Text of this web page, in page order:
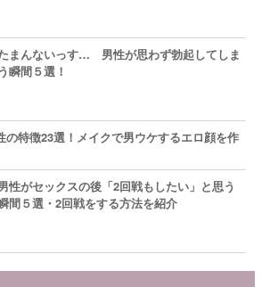
まんないっす… 男性が思わず勃起してしま
う瞬間５選！
の特徴23選！メイクで男ウケするエロ顔を作
性がセックスの後「2回戦もしたい」と思う
間５選・2回戦をする方法を紹介